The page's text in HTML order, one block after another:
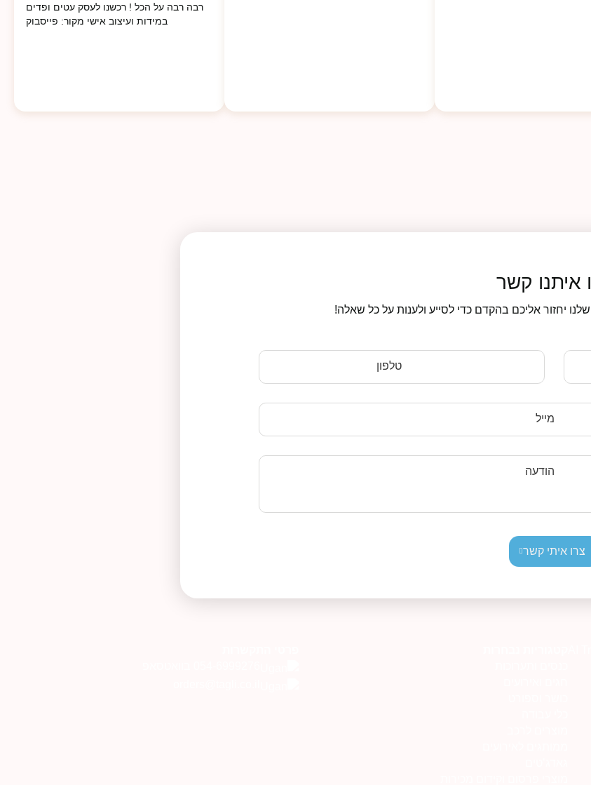
רבה רבה על הכל ! רכשנו לעסק עטים ופדים
במידות ועיצוב אישי מקור: פייסבוק
איתנו קשר
יחזור אליכם בהקדם כדי לסייע ולענות על כל שאלה!
טלפון
מייל
הודעה
צרו איתי קשר